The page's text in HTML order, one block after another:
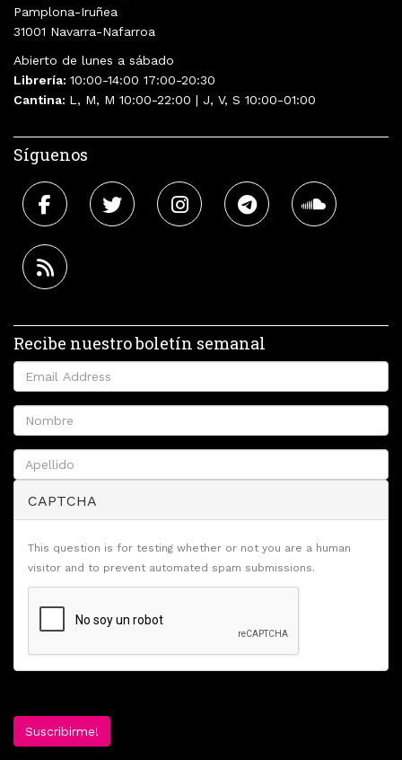
Pamplona-Iruñea
31001 Navarra-Nafarroa
Abierto de lunes a sábado
Librería: 10:00-14:00 17:00-20:30
Cantina: L, M, M 10:00-22:00 | J, V, S 10:00-01:00
Síguenos
Recibe nuestro boletín semanal
CAPTCHA
This question is for testing whether or not you are a human
visitor and to prevent automated spam submissions.
Suscribirme!